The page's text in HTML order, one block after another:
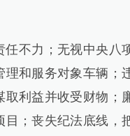
不力；无视中央八
和服务对象车辆；
取利益并收受财物；
目；丧失纪法底线，